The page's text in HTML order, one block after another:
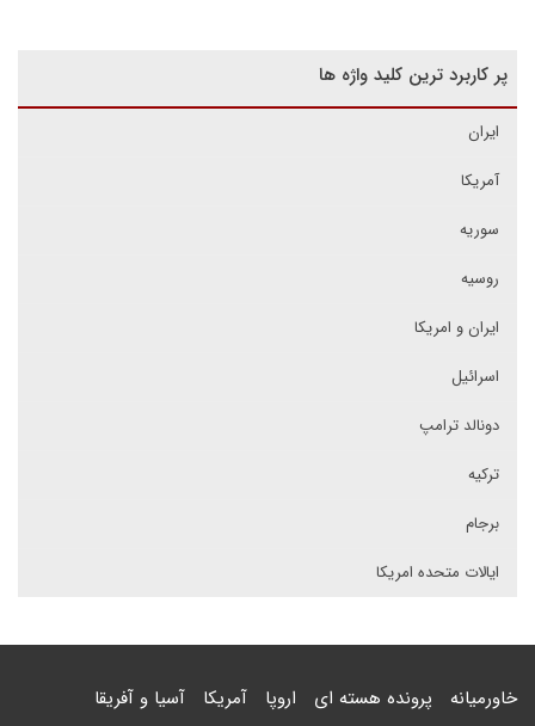
پر کاربرد ترین کلید واژه ها
ایران
آمریکا
سوریه
روسیه
ایران و امریکا
اسرائیل
دونالد ترامپ
ترکیه
برجام
ایالات متحده امریکا
خاورمیانه پرونده هسته ای اروپا آمریکا آسیا و آفریقا